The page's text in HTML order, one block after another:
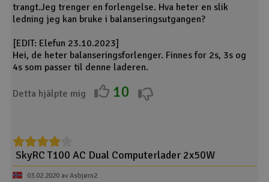
Specifications:
- Input Voltage AC: 100V - 240V.
- Charge Current: 0.1A - 5A.
- Balance Current max: 300mA.
- Cell Count: LiPo/LiFe/LiIon/LiHV 1s - 4s.
- Pb Voltage: 6V/12V.
- Weight: 500g.
trangt.Jeg trenger en forlengelse. Hva heter en slik
ledning jeg kan bruke i balanseringsutgangen?
[EDIT: Elefun 23.10.2023]
Hei, de heter balanseringsforlenger. Finnes for 2s, 3s og
4s som passer til denne laderen.
Detta hjälpte mig 10
SkyRC T100 AC Dual Computerlader 2x50W
03.02.2020 av Asbjørn2